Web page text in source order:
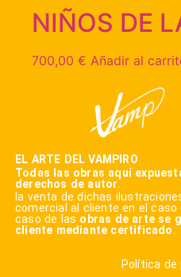
NIÑOS DE
700,00 € Añadir al
EL ARTE DEL VAMPIRO
Todas las obras aquí
derechos de autor
la venta de dichas
comercial al cliente en el caso
caso de las obras de arte se
cliente mediante certificado
Política de